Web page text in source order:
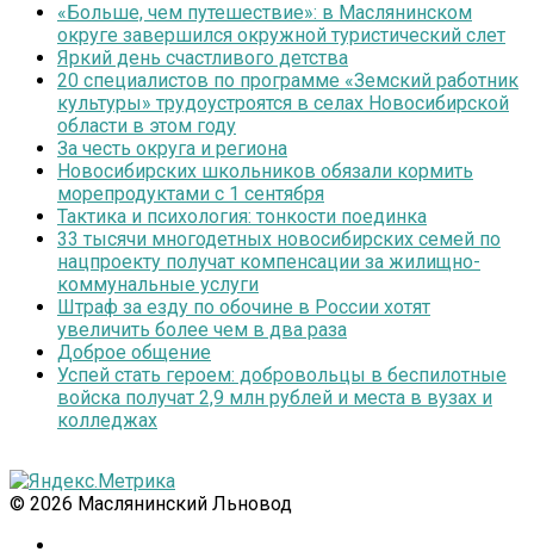
«Больше, чем путешествие»: в Маслянинском
округе завершился окружной туристический слет
Яркий день счастливого детства
20 специалистов по программе «Земский работник
культуры» трудоустроятся в селах Новосибирской
области в этом году
За честь округа и региона
Новосибирских школьников обязали кормить
морепродуктами с 1 сентября
Тактика и психология: тонкости поединка
33 тысячи многодетных новосибирских семей по
нацпроекту получат компенсации за жилищно-
коммунальные услуги
Штраф за езду по обочине в России хотят
увеличить более чем в два раза
Доброе общение
Успей стать героем: добровольцы в беспилотные
войска получат 2,9 млн рублей и места в вузах и
колледжах
© 2026 Маслянинский Льновод